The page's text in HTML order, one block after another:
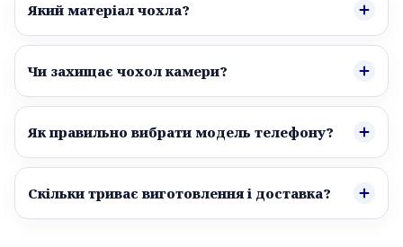
Який матеріал чохла?
Чи захищає чохол камери?
Як правильно вибрати модель телефону?
Скільки триває виготовлення і доставка?